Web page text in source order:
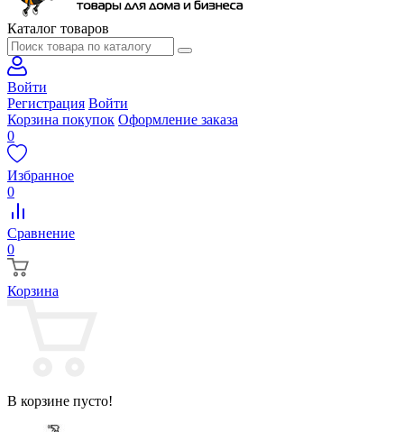
Каталог товаров
Войти
Регистрация Войти
Корзина покупок Оформление заказа
0
Избранное
0
Сравнение
0
Корзина
В корзине пусто!